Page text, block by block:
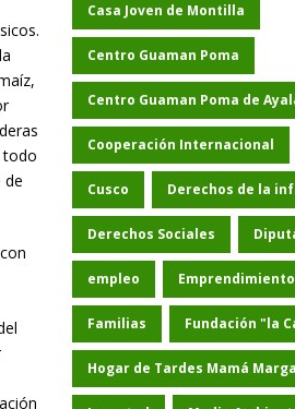
todo
de
Casa Joven de Montilla
Centro Guaman Poma
Centro Guaman Poma de
Cooperación Internacional
Cusco Derechos de la
Derechos Sociales
empleo Emprendimiento
Familias Fundación "la
Hogar de Tardes Mamá